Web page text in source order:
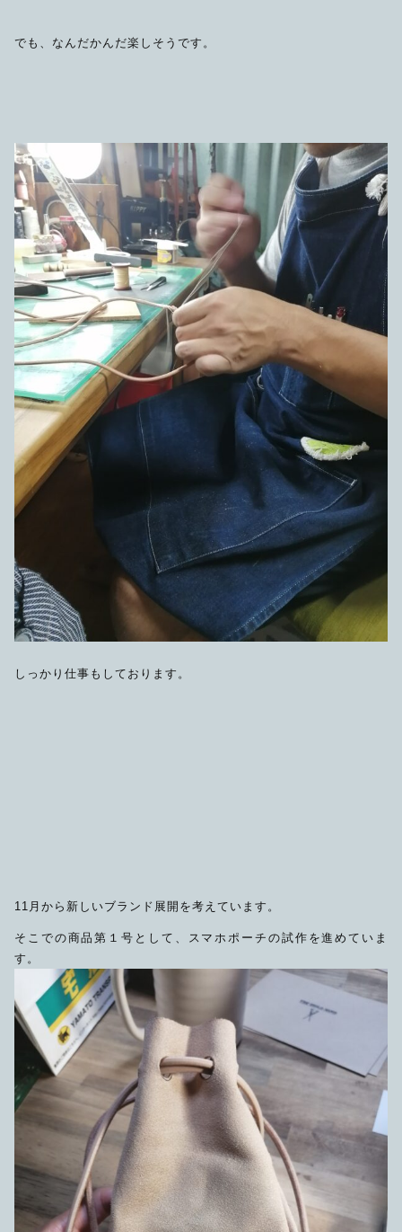
でも、なんだかんだ楽しそうです。
しっかり仕事もしております。
11月から新しいブランド展開を考えています。
そこでの商品第１号として、スマホポーチの試作を進めていま
す。